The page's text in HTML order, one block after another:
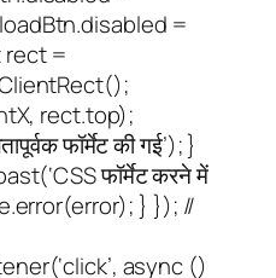
=
rect =
rect.top);
फॉर्मेट की गई’); }
फॉर्मेट करने में
} }); //
async ()